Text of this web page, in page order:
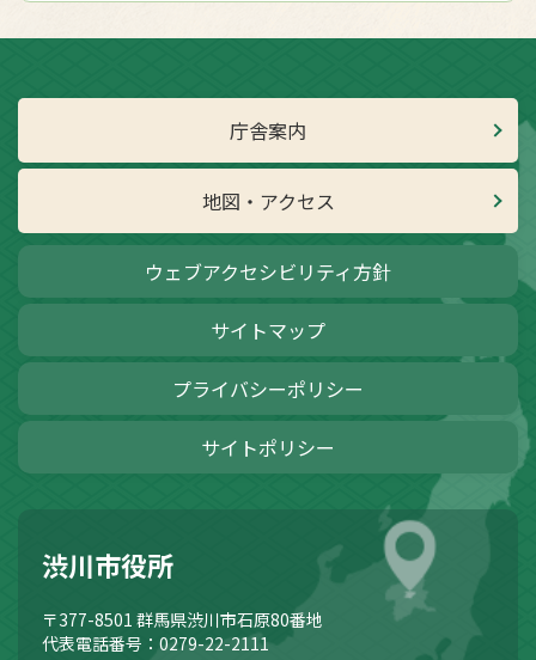
庁舎案内
地図・アクセス
ウェブアクセシビリティ方針
サイトマップ
プライバシーポリシー
サイトポリシー
渋川市役所
〒377-8501 群馬県渋川市石原80番地
代表電話番号：0279-22-2111